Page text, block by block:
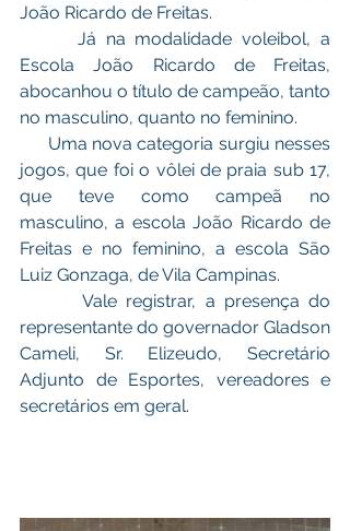
João Ricardo de Freitas.
Escola João Ricardo de Freitas,
abocanhou o título de campeão, tanto
no masculino, quanto no feminino.
jogos, que foi o vôlei de praia sub 17,
que teve como campeã no
masculino, a escola João Ricardo de
Freitas e no feminino, a escola São
Luiz Gonzaga, de Vila Campinas.
       Vale registrar, a presença do
representante do governador Gladson
Cameli, Sr. Elizeudo, Secretário
Adjunto de Esportes, vereadores e
secretários em geral.